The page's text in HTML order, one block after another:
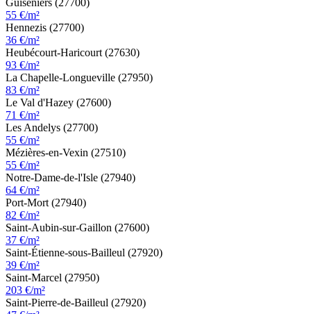
55 €/m²
Hennezis (27700)
36 €/m²
Heubécourt-Haricourt (27630)
93 €/m²
La Chapelle-Longueville (27950)
83 €/m²
Le Val d'Hazey (27600)
71 €/m²
Les Andelys (27700)
55 €/m²
Mézières-en-Vexin (27510)
55 €/m²
Notre-Dame-de-l'Isle (27940)
64 €/m²
Port-Mort (27940)
82 €/m²
Saint-Aubin-sur-Gaillon (27600)
37 €/m²
Saint-Étienne-sous-Bailleul (27920)
39 €/m²
Saint-Marcel (27950)
203 €/m²
Saint-Pierre-de-Bailleul (27920)